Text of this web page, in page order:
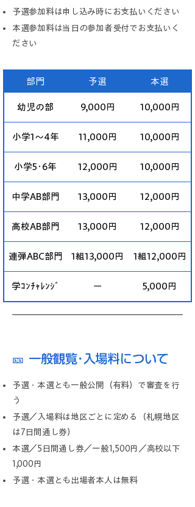
予選参加料は申し込み時にお支払いください
本選参加料は当日の参加者受付でお支払いく
ださい
部門 予選 本選
幼児の部 9,000円 10,000円
小学1～4年 11,000円 10,000円
小学5･6年 12,000円 10,000円
中学AB部門 13,000円 12,000円
高校AB部門 13,000円 12,000円
連弾ABC部門 1組13,000円 1組12,000円
学ｺﾝﾁｬﾚﾝｼﾞ ー 5,000円
🎫 一般観覧･入場料について
予選・本選とも一般公開（有料）で審査を行
う
予選／入場料は地区ごとに定める（ 札幌地区
は7日間通し券）
本選／5日間通し券／一般1,500円／高校以下
1,000円
予選・本選とも出場者本人は無料